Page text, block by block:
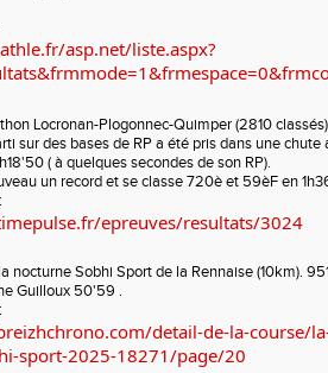
asp.net/liste.aspx?
Locronan-Plogonnec-Quimper (2810
sur des bases de RP a été pris dans une chute
( à quelques secondes de son RP).
un record et se classe 720è et 59èF en
epreuves/resultats/3024
nocturne Sobhi Sport de la Rennaise (10km).
Guilloux 50'59 .
detail-de-la-course/
sport-2025-18271/page/20